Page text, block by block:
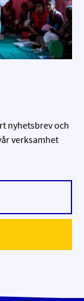
nyhetsbrev och
verksamhet